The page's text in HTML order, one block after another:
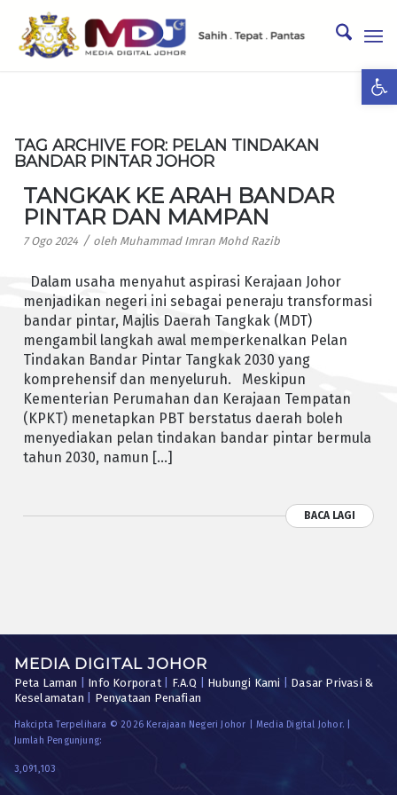
TAG ARCHIVE FOR: PELAN TINDAKAN
BANDAR PINTAR JOHOR
TANGKAK KE ARAH BANDAR
PINTAR DAN MAMPAN
7 Ogo 2024 / oleh Muhammad Imran Mohd Razib
Dalam usaha menyahut aspirasi Kerajaan Johor
menjadikan negeri ini sebagai peneraju transformasi
bandar pintar, Majlis Daerah Tangkak (MDT)
mengambil langkah awal memperkenalkan Pelan
Tindakan Bandar Pintar Tangkak 2030 yang
komprehensif dan menyeluruh. Meskipun
Kementerian Perumahan dan Kerajaan Tempatan
(KPKT) menetapkan PBT berstatus daerah boleh
menyediakan pelan tindakan bandar pintar bermula
tahun 2030, namun […]
BACA LAGI
MEDIA DIGITAL JOHOR
Peta Laman Info Korporat| F.A.Q Hubungi Kami
Dasar Privasi &
Keselamatan
Penyataan Penafian
Hakcipta Terpelihara © 2026 Kerajaan Negeri Johor | Media Digital Johor. |
Jumlah Pengunjung:
3,091,103